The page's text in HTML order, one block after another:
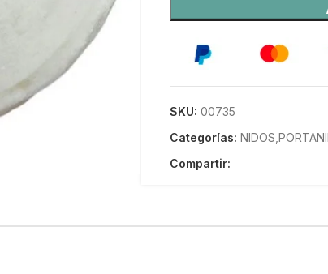
SKU: 00735
Categorías:
Compartir: